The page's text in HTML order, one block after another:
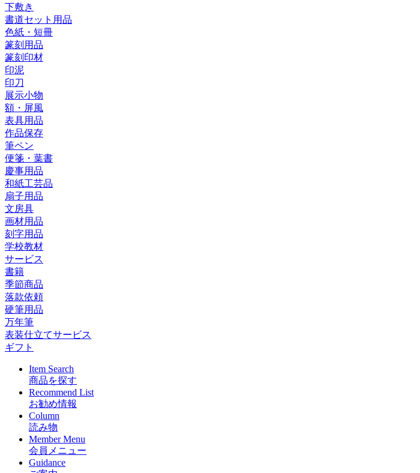
下敷き
書道セット用品
色紙・短冊
篆刻用品
篆刻印材
印泥
印刀
展示小物
額・屏風
表具用品
作品保存
筆ペン
便箋・葉書
慶事用品
和紙工芸品
扇子用品
文房具
画材用品
刻字用品
学校教材
サービス
書籍
季節商品
落款依頼
硬筆用品
万年筆
表装仕立てサービス
ギフト
Item Search
商品を探す
Recommend List
お勧め情報
Column
読み物
Member Menu
会員メニュー
Guidance